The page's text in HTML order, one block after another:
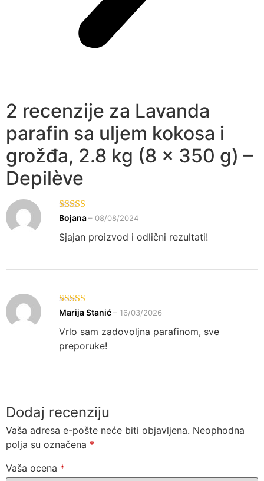
2 recenzije za Lavanda
parafin sa uljem kokosa i
grožđa, 2.8 kg (8 x 350 g) –
Depilève
Ocenjeno sa
Bojana– 08/08/2024
Sjajan proizvod i odlični rezultati!
Ocenjeno sa
Marija Stanić– 16/03/2026
Vrlo sam zadovoljna parafinom, sve
preporuke!
Dodaj recenziju
Vaša adresa e-pošte neće biti objavljena. Neophodna
polja su označena *
Vaša ocena *